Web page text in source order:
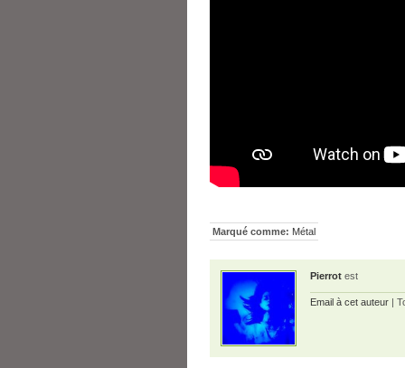
Marqué comme: Métal
Pierrot est
Email à cet auteur |